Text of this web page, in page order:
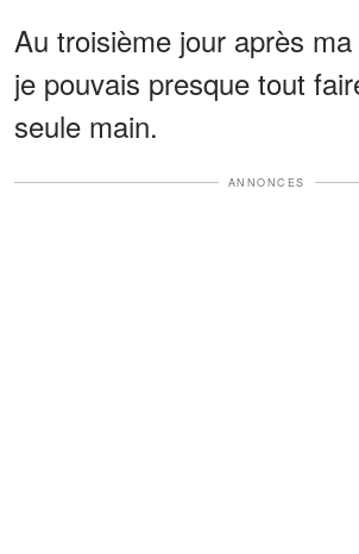
Au troisième jour après
je pouvais presque tout
seule main.
ANNONCES